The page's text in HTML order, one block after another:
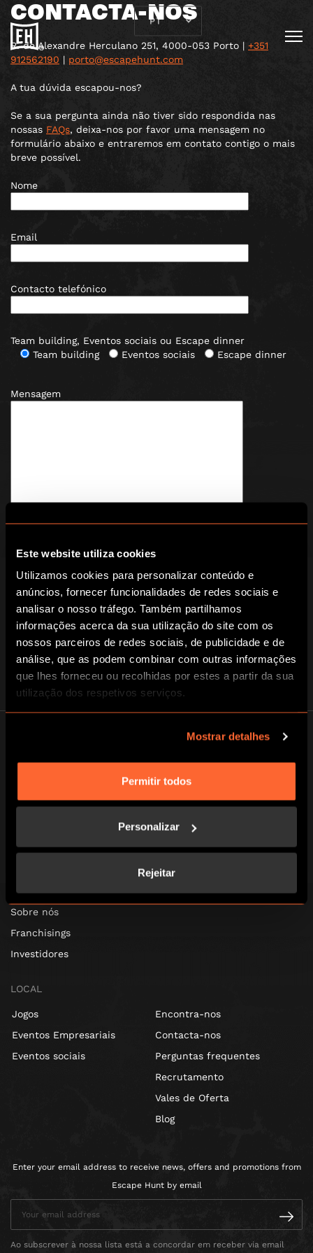
Este website utiliza cookies
Utilizamos cookies para personalizar conteúdo e
anúncios, fornecer funcionalidades de redes sociais e
analisar o nosso tráfego. Também partilhamos
informações acerca da sua utilização do site com os
nossos parceiros de redes sociais, de publicidade e de
análise, que as podem combinar com outras informações
que lhes forneceu ou recolhidas por estes a partir da sua
utilização dos respetivos serviços.
Mostrar detalhes
Permitir todos
Personalizar
Rejeitar
CONTACTA-NOS
R. de Alexandre Herculano 251, 4000-053 Porto | +351
912562190 | porto@escapehunt.com
A tua dúvida escapou-nos?
Se a sua pergunta ainda não tiver sido respondida nas
nossas FAQs, deixa-nos por favor uma mensagem no
formulário abaixo e entraremos em contato contigo o mais
breve possível.
Nome
Email
Contacto telefónico
Team building, Eventos sociais ou Escape dinner
Team building
Eventos sociais Escape dinner
Mensagem
Clica aqui para receber novidades , ofertas e
promoções do Escape Hunt por email. Para mais
informações sobre como usamos as suas informações, leia
política de privacidade
Escape Hunt Group Ltd © 2024. All Rights Reserved. Company number:
Registered address: Belmont House, Station Way, Crawley, RH10 1JA
Global
Sobre nós
Franchisings
Investidores
LOCAL
Jogos
Eventos Empresariais
Eventos sociais
Encontra-nos
Contacta-nos
Perguntas frequentes
Recrutamento
Vales de Oferta
Blog
Enter your email address to receive news, offers and promotions from
Escape Hunt by email
Ao subscrever à nossa lista está a concordar em receber via email